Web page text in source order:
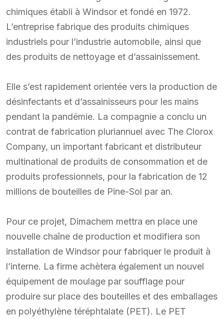
chimiques établi à Windsor et fondé en 1972.
L’entreprise fabrique des produits chimiques
industriels pour l’industrie automobile, ainsi que
des produits de nettoyage et d’assainissement.
Elle s’est rapidement orientée vers la production de
désinfectants et d’assainisseurs pour les mains
pendant la pandémie. La compagnie a conclu un
contrat de fabrication pluriannuel avec The Clorox
Company, un important fabricant et distributeur
multinational de produits de consommation et de
produits professionnels, pour la fabrication de 12
millions de bouteilles de Pine-Sol par an.
Pour ce projet, Dimachem mettra en place une
nouvelle chaîne de production et modifiera son
installation de Windsor pour fabriquer le produit à
l’interne. La firme achètera également un nouvel
équipement de moulage par soufflage pour
produire sur place des bouteilles et des emballages
en polyéthylène téréphtalate (PET). Le PET